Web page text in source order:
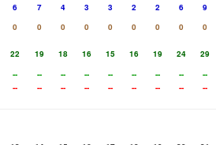
6 7 4 3 3 2 2 6 9
0 0 0 0 0 0 0 0 0
22 19 18 16 15 16 19 24 29
-- -- -- -- -- -- -- -- --
-- -- -- -- -- -- -- -- --